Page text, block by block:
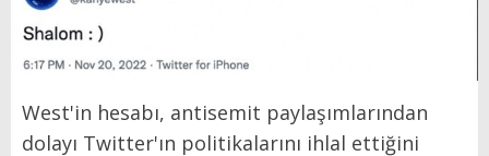
West'in hesabı, antisemit paylaşımlarından
dolayı Twitter'ın politikalarını ihlal ettiğini